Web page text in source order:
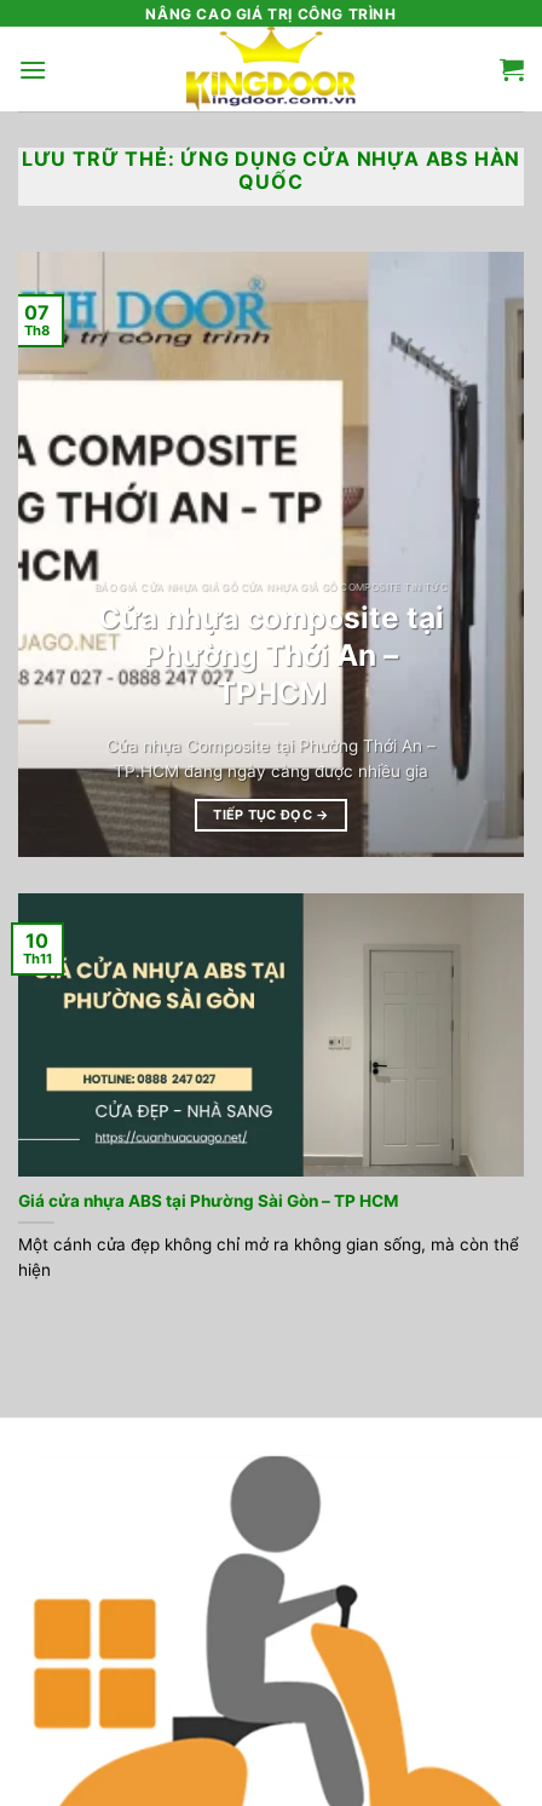
nội
NÂNG CAO GIÁ TRỊ CÔNG TRÌNH
LƯU TRỮ THẺ: ỨNG DỤNG CỬA NHỰA ABS HÀN
QUỐC
BÁO GIÁ CỬA NHỰA GIẢ GỖ CỬA NHỰA GIẢ GỖ COMPOSITE TIN TỨC
Cửa nhựa composite tại
Phường Thới An –
TPHCM
Cửa nhựa Composite tại Phường Thới An –
TP.HCM đang ngày càng được nhiều gia
TIẾP TỤC ĐỌC →
07
Th8
Giá cửa nhựa ABS tại Phường Sài Gòn – TP HCM
Một cánh cửa đẹp không chỉ mở ra không gian sống, mà còn thể
hiện
10
Th11